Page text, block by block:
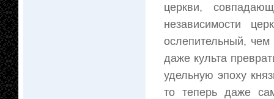
церкви,
независимости
ослепительный,
даже культа
удельную эпоху
то теперь даже